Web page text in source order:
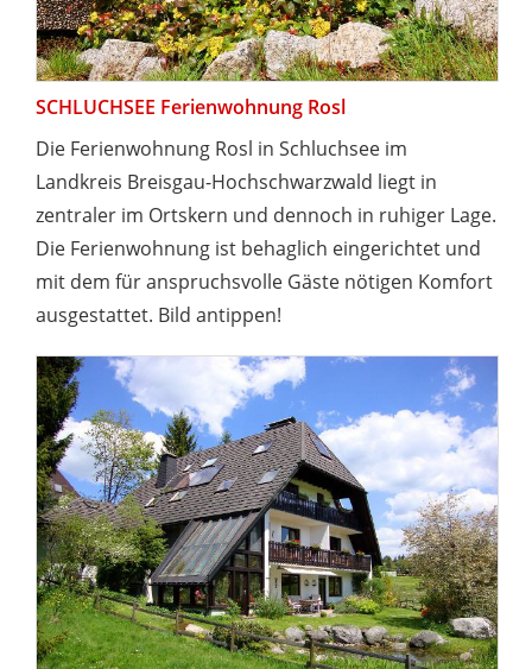
SCHLUCHSEE Ferienwohnung Rosl
Die Ferienwohnung Rosl in Schluchsee im
Landkreis Breisgau-Hochschwarzwald liegt in
zentraler im Ortskern und dennoch in ruhiger Lage.
Die Ferienwohnung ist behaglich eingerichtet und
mit dem für anspruchsvolle Gäste nötigen Komfort
ausgestattet. Bild antippen!